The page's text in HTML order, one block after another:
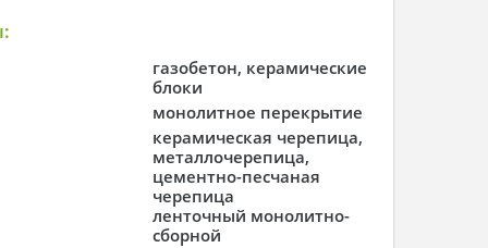
газобетон, керамические
блоки
монолитное перекрытие
керамическая черепица,
металлочерепица,
цементно-песчаная
черепица
ленточный монолитно-
сборной